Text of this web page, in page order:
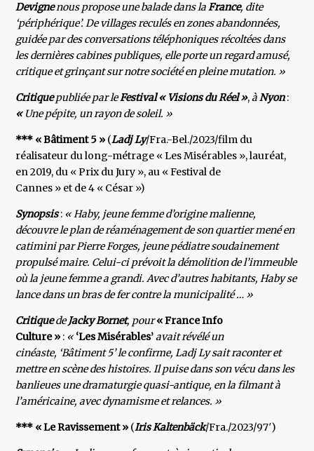
Devignenous propose une balade dans laFrance, dite
‘périphérique’. De villages reculés en zones abandonnées,
guidée par des conversations téléphoniques récoltées dans
les dernières cabines publiques, elle porte un regard amusé,
critique et grinçant sur notre société en pleine mutation. »
Critiquepubliée par leFestival « Visions du Réel »,àNyon:
« Une pépite, un rayon de soleil. »
*** « Bâtiment 5 » (Ladj Ly/Fra.-Bel./2023/film du
réalisateur du long-métrage « Les Misérables », lauréat,
en 2019, du « Prix du Jury », au « Festival de
Cannes » et de 4 « César »)
Synopsis: « Haby, jeune femme d’origine malienne,
découvre le plan de réaménagement de son quartier mené en
catimini par Pierre Forges, jeune pédiatre soudainement
propulsé maire. Celui-ci prévoit la démolition de l’immeuble
où la jeune femme a grandi. Avec d’autres habitants, Haby se
lance dans un bras de fer contre la municipalité … »
CritiquedeJacky Bornet, pour« France Info
Culture » : «‘Les Misérables’avait révélé un
cinéaste, ‘Bâtiment 5’ le confirme, Ladj Ly sait raconter et
mettre en scène des histoires. Il puise dans son vécu dans les
banlieues une dramaturgie quasi-antique, en la filmant à
l’américaine, avec dynamisme et relances. »
*** « Le Ravissement » (Iris Kaltenbäck/Fra./2023/97′)